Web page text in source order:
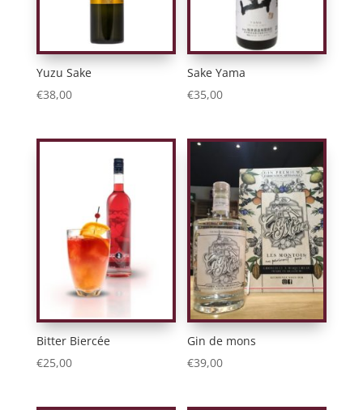
Yuzu Sake
€38,00
Sake Yama
€35,00
Bitter Biercée
€25,00
Gin de mons
€39,00